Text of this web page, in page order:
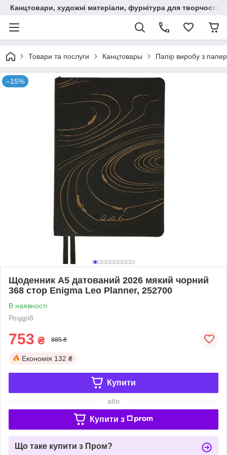
Канцтовари, художні матеріали, фурнітура для творчості
Товари та послуги Канцтовары Папір виробу з
–15%
Щоденник А5 датований 2026 мякий чорний
368 стор Enigma Leo Planner, 252700
В наявності
Роздріб
753 ₴ 885 ₴
Економія 132 ₴
Купити
або
Купити з
Що таке купити з Пром?